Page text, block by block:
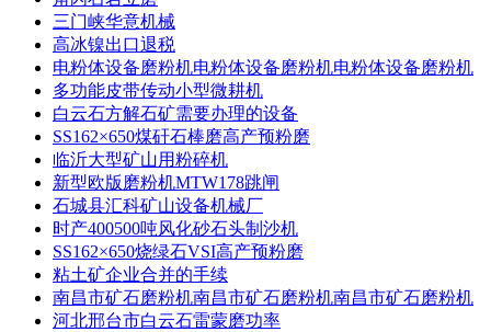
三门峡华意机械
高冰镍出口退税
电粉体设备磨粉机电粉体设备磨粉机电粉体设备磨粉机
多功能皮带传动小型微耕机
白云石方解石矿需要办理的设备
SS162×650煤矸石棒磨高产预粉磨
临沂大型矿山用粉碎机
新型欧版磨粉机MTW178跳闸
石城县汇科矿山设备机械厂
时产400500吨风化砂石头制沙机
SS162×650烧绿石VSI高产预粉磨
粘土矿企业合并的手续
南昌市矿石磨粉机南昌市矿石磨粉机南昌市矿石磨粉机
河北邢台市白云石雷蒙磨功率